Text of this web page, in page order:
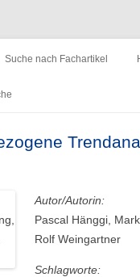
Suche nach Fachartikel
die
for
Autor/Autorin:
Pascal Hänggi,
Rolf Weingartner
Schlagworte: